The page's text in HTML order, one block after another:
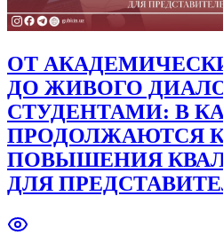
ОТ
ДО ЖИВОГО
СТУДЕНТАМИ: В
ПРОДОЛЖАЮТСЯ
ПОВЫШЕНИЯ
ДЛЯ